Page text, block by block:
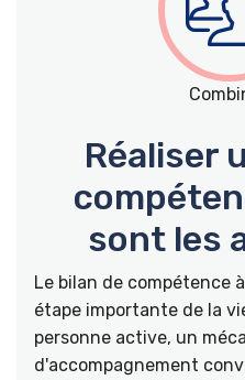
Réaliser
sont les
Le bilan de compétence
étape importante de la
personne active, un
d'accompagnement